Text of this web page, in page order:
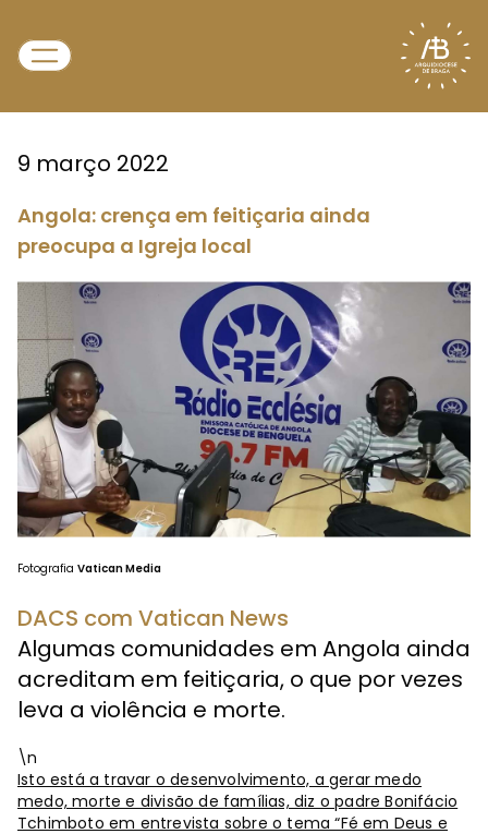
9 março 2022
Angola: crença em feitiçaria ainda
preocupa a Igreja local
Fotografia Vatican Media
DACS com Vatican News
Algumas comunidades em Angola ainda
acreditam em feitiçaria, o que por vezes
leva a violência e morte.
\n
Isto está a travar o desenvolvimento, a gerar medo
medo, morte e divisão de famílias, diz o padre Bonifácio
Tchimboto em entrevista sobre o tema “Fé em Deus e